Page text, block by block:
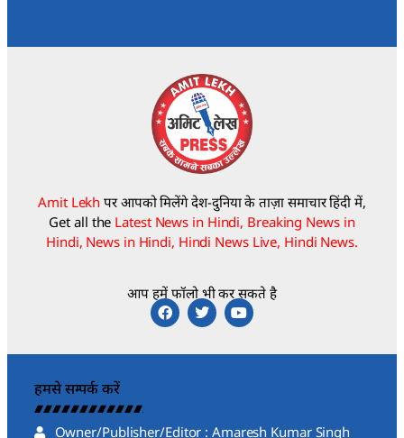
Amit Lekh पर आपको मिलेंगे देश-दुनिया के ताज़ा समाचार हिंदी में,
Get all the Latest News in Hindi, Breaking News in
Hindi, News in Hindi, Hindi News Live, Hindi News.
आप हमें फॉलो भी कर सकते है
हमसे सम्पर्क करें
Owner/Publisher/Editor : Amaresh Kumar Singh